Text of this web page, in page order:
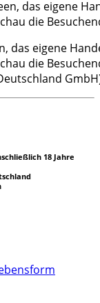
das eigene
die
18 Jahre